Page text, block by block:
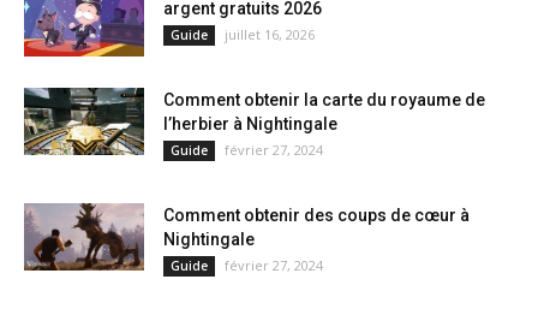
argent gratuits 2026
Guide juillet 16, 2026
Comment obtenir la carte du royaume de
l’herbier à Nightingale
Guide février 27, 2024
Comment obtenir des coups de cœur à
Nightingale
Guide février 27, 2024